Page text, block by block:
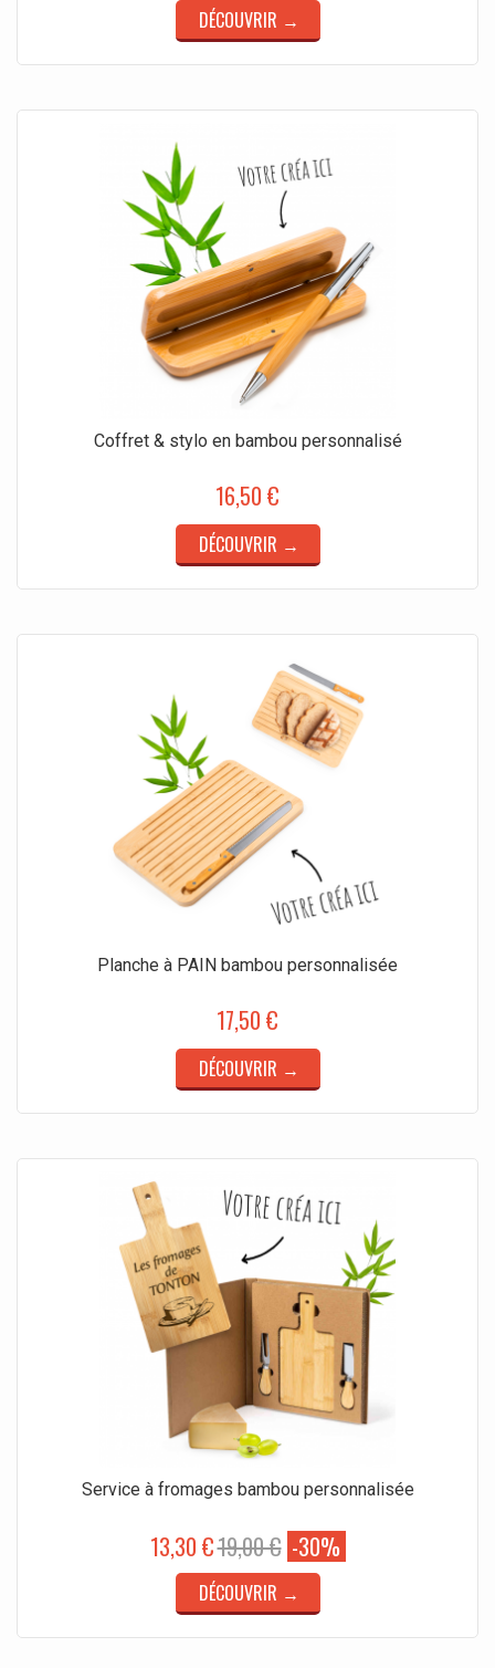
DÉCOUVRIR →
Coffret & stylo en bambou personnalisé
16,50 €
DÉCOUVRIR →
Planche à PAIN bambou personnalisée
17,50 €
DÉCOUVRIR →
Service à fromages bambou personnalisée
13,30 €19,00 € -30%
DÉCOUVRIR →